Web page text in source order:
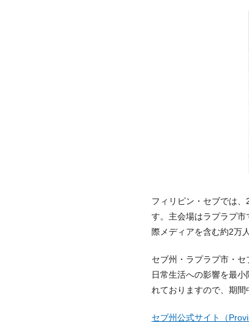
フィリピン・セブでは
す。主会場はラプラプ
際メディアを含む約2万
セブ州・ラプラプ市・
日常生活への影響を最
れておりますので、期間
セブ州公式サイト（